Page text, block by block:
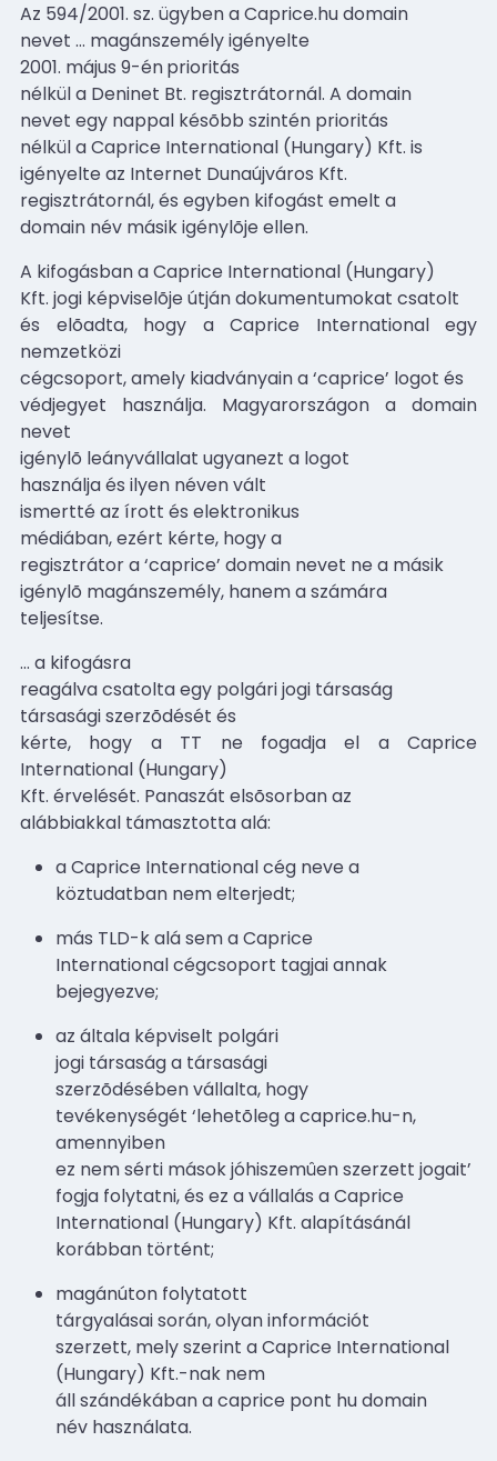
Az 594/2001. sz. ügyben a Caprice.hu domain
nevet … magánszemély igényelte
2001. május 9-énprioritás
nélkül a Deninet Bt. regisztrátornál. A domain
nevet egy nappal késõbb szintén prioritás
nélkül a Caprice International (Hungary) Kft. is
igényelte az Internet Dunaújváros Kft.
regisztrátornál, és egyben kifogást emelt a
domain név másik igénylõje ellen.
A kifogásban a Caprice International (Hungary)
Kft. jogi képviselõje útján dokumentumokat csatolt
és elõadta, hogy a Caprice International egy
nemzetközi
cégcsoport, amely kiadványain a ‘caprice’ logot és
védjegyet használja. Magyarországon a domain
nevet
igénylõ leányvállalat ugyanezt a logot
használja és ilyen néven vált
ismertté az írott és elektronikus
médiában, ezért kérte, hogy a
regisztrátor a ‘caprice’ domain nevet ne a másik
igénylõ magánszemély, hanem a számára
teljesítse.
… a kifogásra
reagálva csatolta egy polgári jogi társaság
társasági szerzõdését és
kérte, hogy a TT ne fogadja el a Caprice
International (Hungary)
Kft. érvelését. Panaszát elsõsorban az
alábbiakkal támasztotta alá:
a Caprice International cég neve a
köztudatban nem elterjedt;
más TLD-k alá sem a Caprice
International cégcsoport tagjai annak
bejegyezve;
az általa képviselt polgári
jogi társaság a társasági
szerzõdésében vállalta, hogy
tevékenységét ‘lehetõleg a caprice.hu-n,
amennyiben
ez nem sérti mások jóhiszemûen szerzett jogait’
fogja folytatni, és ez a vállalás a Caprice
International (Hungary) Kft. alapításánál
korábban történt;
magánúton folytatott
tárgyalásai során, olyan információt
szerzett, mely szerint a Caprice International
(Hungary) Kft.-nak nem
áll szándékában a caprice pont hu domain
név használata.